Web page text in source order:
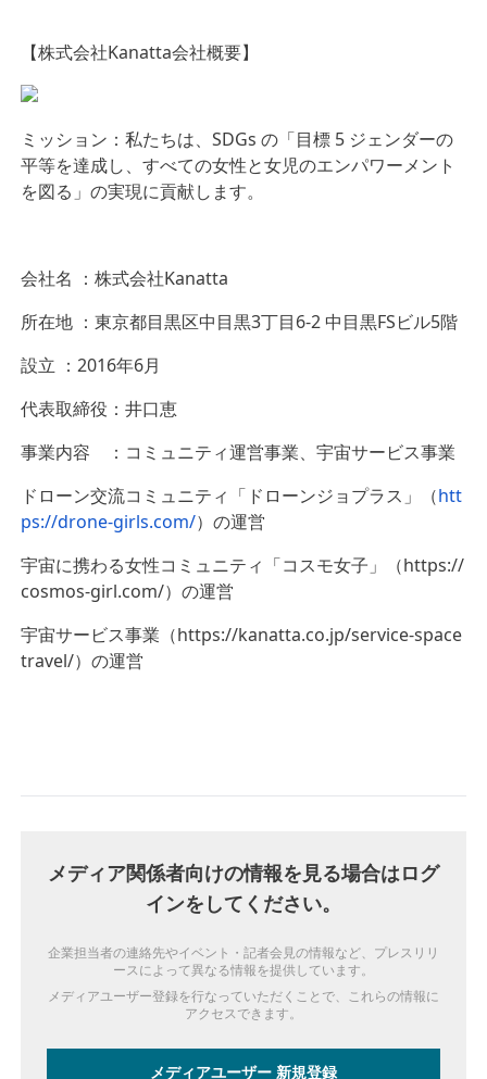
【株式会社Kanatta会社概要】
ミッション：私たちは、SDGs の「目標 5 ジェンダーの
平等を達成し、すべての女性と女児のエンパワーメント
を図る」の実現に貢献します。
会社名 ：株式会社Kanatta
所在地 ：東京都目黒区中目黒3丁目6-2 中目黒FSビル5階
設立 ：2016年6月
代表取締役：井口恵
事業内容 ：コミュニティ運営事業、宇宙サービス事業
ドローン交流コミュニティ「ドローンジョプラス」（htt
ps://drone-girls.com/）の運営
宇宙に携わる女性コミュニティ「コスモ女子」（https://
cosmos-girl.com/）の運営
宇宙サービス事業（https://kanatta.co.jp/service-space
travel/）の運営
メディア関係者向けの情報を見る場合はログ
インをしてください。
企業担当者の連絡先やイベント・記者会見の情報など、プレスリリ
ースによって異なる情報を提供しています。
メディアユーザー登録を行なっていただくことで、これらの情報に
アクセスできます。
メディアユーザー 新規登録